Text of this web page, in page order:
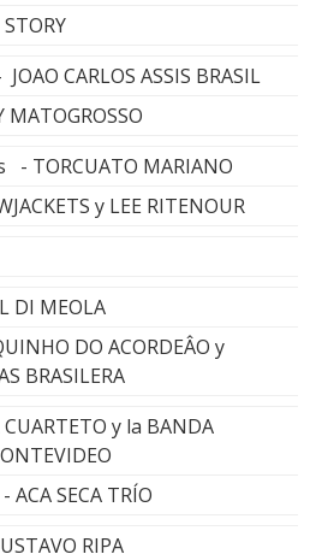
CARLOS ASSIS BRASIL
- TORCUATO MARIANO
y LEE RITENOUR
DI MEOLA
DO ACORDEÂO y
BRASILERA
y la BANDA
SECA TRÍO
RIPA